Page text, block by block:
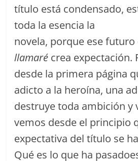
título está condensado,
toda la esencia la
novela, porque ese futuro
llamaré crea expectación.
desde la primera página
adicto a la heroína, una
destruye toda ambición y
vemos desde el principio
expectativa del título se
Qué es lo que ha